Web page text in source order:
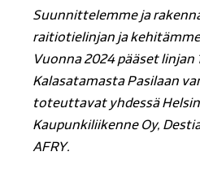
Suunnittelemme ja
raitiotielinjan ja
Vuonna 2024 pääset linjan
Kalasatamasta Pasilaan
toteuttavat yhdessä
Kaupunkiliikenne Oy,
AFRY.